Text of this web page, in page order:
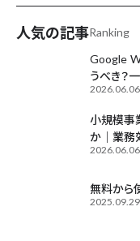
人気の記事Ranking
Google
うべき？
2026.06.06
小規模事
か｜業務
2026.06.06
無料から
2025.09.29